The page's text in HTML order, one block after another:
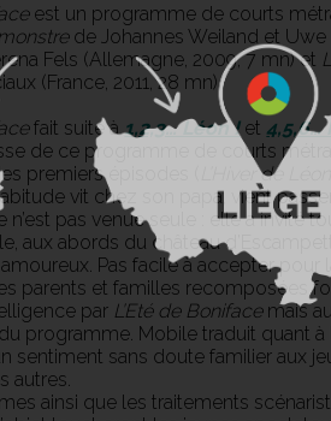
est un programme de courts
de Johannes Weiland et
Fels (Allemagne, 2009, 7 mn) et
(France, 2011, 28 mn)
fait suite à1,2,3… Léon !et 4,5,6…
de ce programme de courts
premiers épisodes (
L’Hiver de Léon
vit chez son papa, vient
n’est pas venue seule : elle a invité
aux abords du château
amoureux. Pas facile à accepter pour
parents et familles recomposées
par L’Eté de Bonifacemais
programme. Mobile traduit quant
sentiment sans doute familier aux
autres.
ainsi que les traitements